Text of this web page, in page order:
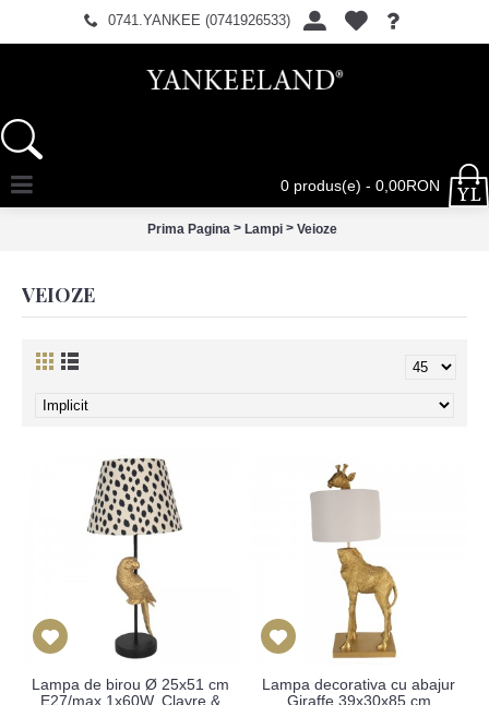
0741.YANKEE (0741926533)
0 produs(e) - 0,00RON
Prima Pagina > Lampi > Veioze
VEIOZE
Lampa de birou Ø 25x51 cm
E27/max 1x60W, Clayre &
Lampa decorativa cu abajur
Giraffe 39x30x85 cm